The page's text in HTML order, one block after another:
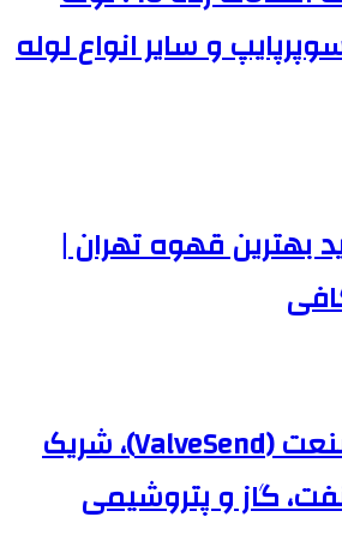
و سایر انواع لوله
بهترین قهوه تهران |
زرپالایش عصر صنعت (ValveSend)، شریک
گاز و پتروشیمی